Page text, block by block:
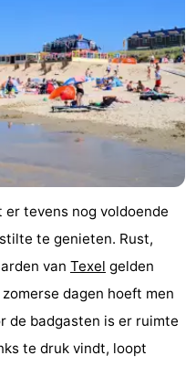
tevens nog voldoende
te genieten. Rust,
van Texel gelden
dagen hoeft men
de badgasten is er ruimte
te druk vindt, loopt